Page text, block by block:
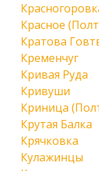
Красное
Кратова
Кременчуг
Кривая Руда
Кривуши
Криница
Крутая Балка
Крячковка
Кулажинцы